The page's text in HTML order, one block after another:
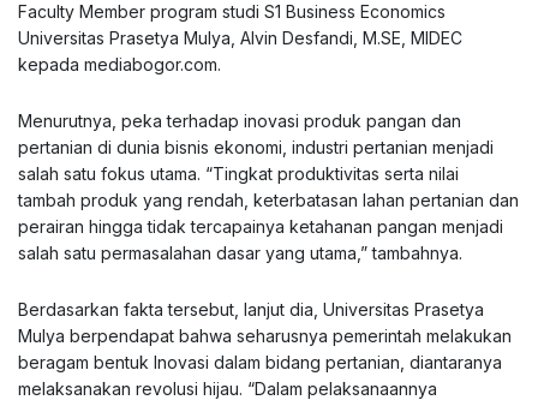
Faculty Member program studi S1 Business Economics
Universitas Prasetya Mulya, Alvin Desfandi, M.SE, MIDEC
kepada mediabogor.com.
Menurutnya, peka terhadap inovasi produk pangan dan
pertanian di dunia bisnis ekonomi, industri pertanian menjadi
salah satu fokus utama. “Tingkat produktivitas serta nilai
tambah produk yang rendah, keterbatasan lahan pertanian dan
perairan hingga tidak tercapainya ketahanan pangan menjadi
salah satu permasalahan dasar yang utama,” tambahnya.
Berdasarkan fakta tersebut, lanjut dia, Universitas Prasetya
Mulya berpendapat bahwa seharusnya pemerintah melakukan
beragam bentuk Inovasi dalam bidang pertanian, diantaranya
melaksanakan revolusi hijau. “Dalam pelaksanaannya